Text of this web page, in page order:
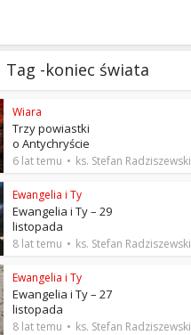
Tag -koniec świata
Wiara
Trzy powiastki
o Antychryście
6 lat temu ks. Stefan Radziszewski
Ewangelia i Ty
Ewangelia i Ty – 29
listopada
8 lat temu ks. Stefan Radziszewski
Ewangelia i Ty
Ewangelia i Ty – 27
listopada
8 lat temu ks. Stefan Radziszewski